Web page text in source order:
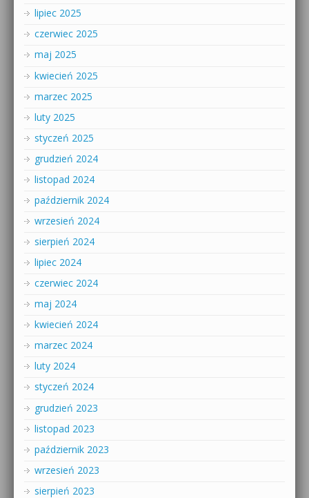
lipiec 2025
czerwiec 2025
maj 2025
kwiecień 2025
marzec 2025
luty 2025
styczeń 2025
grudzień 2024
listopad 2024
październik 2024
wrzesień 2024
sierpień 2024
lipiec 2024
czerwiec 2024
maj 2024
kwiecień 2024
marzec 2024
luty 2024
styczeń 2024
grudzień 2023
listopad 2023
październik 2023
wrzesień 2023
sierpień 2023